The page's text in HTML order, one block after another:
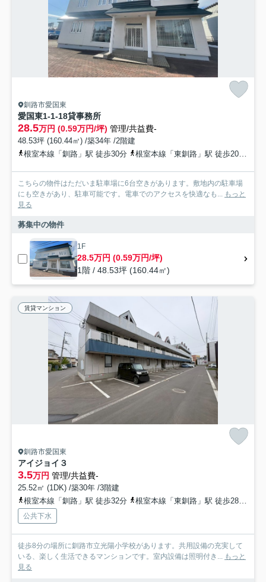
釧路市愛国東
愛国東1-1-18貸事務所
28.5万円 (0.59万円/坪) 管理/共益費-
48.53坪 (160.44㎡) /築34年 /2階建
根室本線「釧路」駅 徒歩30分
根室本線「東釧路」駅 徒歩20分
こちらの物件はただいま駐車場に6台空きがあります。敷地内の駐車場
にも空きがあり、駐車可能です。電車でのアクセスを快適なも... もっと
見る
募集中の物件
1F
28.5万円 (0.59万円/坪)
1階 / 48.53坪 (160.44㎡)
賃貸マンション
釧路市愛国東
アイジョイ３
3.5万円 管理/共益費-
25.52㎡ (1DK) /築30年 /3階建
根室本線「釧路」駅 徒歩32分
根室本線「東釧路」駅 徒歩28分
公共下水
徒歩8分の場所に釧路市立光陽小学校があります。共用設備の充実して
いる、楽しく生活できるマンションです。室内設備は照明付き... もっと
見る